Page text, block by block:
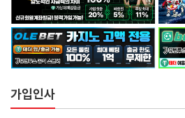
가입인사